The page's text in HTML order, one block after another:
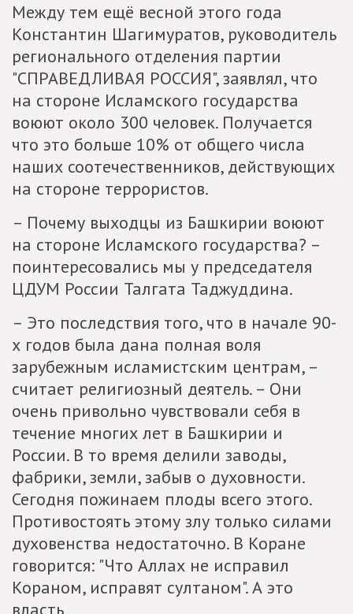
Между тем ещё весной этого года
Константин Шагимуратов, руководитель
регионального отделения партии
"СПРАВЕДЛИВАЯ РОССИЯ", заявлял, что
на стороне Исламского государства
воюют около 300 человек. Получается
что это больше 10% от общего числа
наших соотечественников, действующих
на стороне террористов.
– Почему выходцы из Башкирии воюют
на стороне Исламского государства? –
поинтересовались мы у председателя
ЦДУМ России Талгата Таджуддина.
– Это последствия того, что в начале 90-
х годов была дана полная воля
зарубежным исламистским центрам, –
считает религиозный деятель. – Они
очень привольно чувствовали себя в
течение многих лет в Башкирии и
России. В то время делили заводы,
фабрики, земли, забыв о духовности.
Сегодня пожинаем плоды всего этого.
Противостоять этому злу только силами
духовенства недостаточно. В Коране
говорится: "Что Аллах не исправил
Кораном, исправят султаном". А это
власть.